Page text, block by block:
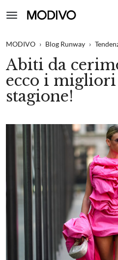
MODIVO › Blog Runway ›
Abiti da
ecco i
stagione!